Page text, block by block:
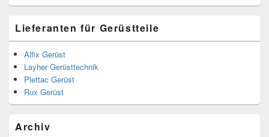
Lieferanten für Gerüstteile
Alfix Gerüst
Layher Gerüsttechnik
Plettac Gerüst
Rux Gerüst
Archiv